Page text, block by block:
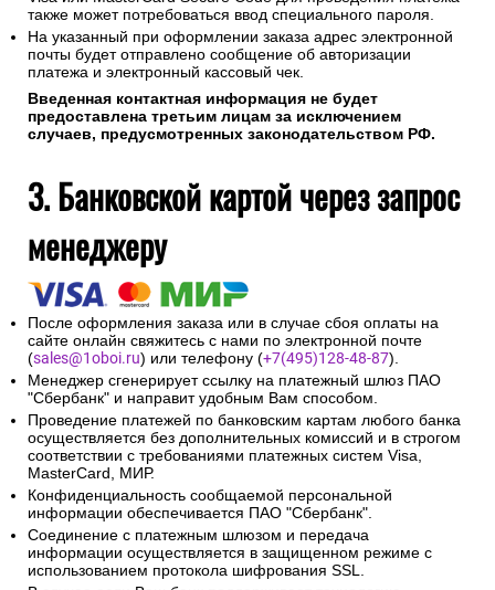
В случае если Ваш банк поддерживает технологию
безопасного проведения интернет-платежей Verified By
Visa или MasterCard Secure Code для проведения платежа
также может потребоваться ввод специального пароля.
На указанный при оформлении заказа адрес электронной
почты будет отправлено сообщение об авторизации
платежа и электронный кассовый чек.
случаев, предусмотренных законодательством РФ.
3. Банковской картой через запрос
менеджеру
После оформления заказа или в случае сбоя оплаты на
сайте онлайн свяжитесь с нами по электронной почте
(sales@1oboi.ru) или телефону (+7(495)128-48-87).
Менеджер сгенерирует ссылку на платежный шлюз ПАО
"Сбербанк" и направит удобным Вам способом.
Проведение платежей по банковским картам любого банка
осуществляется без дополнительных комиссий и в строгом
соответствии с требованиями платежных систем Visa,
MasterCard, МИР.
Конфиденциальность сообщаемой персональной
информации обеспечивается ПАО "Сбербанк".